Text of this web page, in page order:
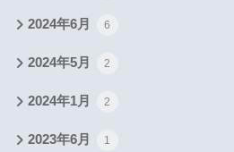
2024年6月 6
2024年5月 2
2024年1月 2
2023年6月 1